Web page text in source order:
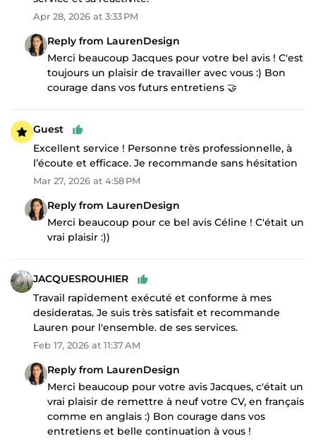
Apr 28, 2026 at 3:33 PM
Reply from LaurenDesign
Merci beaucoup Jacques pour votre bel avis ! C'est
toujours un plaisir de travailler avec vous :) Bon
courage dans vos futurs entretiens 🤝
Guest
Excellent service ! Personne très professionnelle, à
l’écoute et efficace. Je recommande sans hésitation
Mar 27, 2026 at 4:58 PM
Reply from LaurenDesign
Merci beaucoup pour ce bel avis Céline ! C'était un
vrai plaisir :))
JACQUESROUHIER
Travail rapidement exécuté et conforme à mes
desideratas. Je suis très satisfait et recommande
Lauren pour l'ensemble. de ses services.
Feb 17, 2026 at 11:37 AM
Reply from LaurenDesign
Merci beaucoup pour votre avis Jacques, c'était un
vrai plaisir de remettre à neuf votre CV, en français
comme en anglais :) Bon courage dans vos
entretiens et belle continuation à vous !